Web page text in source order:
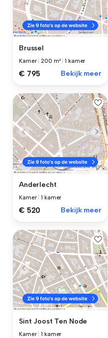
Brussel
Kamer |200 m² |1 kamer
€ 795 Bekijk meer
Anderlecht
Kamer |1 kamer
€ 520 Bekijk meer
Sint Joost Ten Node
Kamer |1 kamer